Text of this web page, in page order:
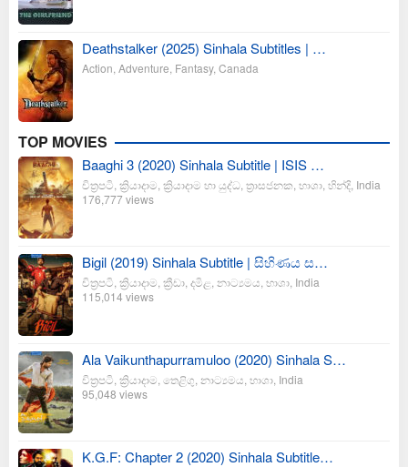
Deathstalker (2025) Sinhala Subtitles | …
Action Adventure Fantasy, Canada
TOP MOVIES
Baaghi 3 (2020) Sinhala Subtitle | ISIS …
චිත්‍රපටි ක්‍රියාදාම ක්‍රියාදාම හා යුද්ධ ත්‍රාසජනක භාශා හින්දි India
176,777 views
Bigil (2019) Sinhala Subtitle | සිහිණය ස…
චිත්‍රපටි ක්‍රියාදාම ක්‍රීඩා දමිළ නාට්‍යමය භාශා India
115,014 views
Ala Vaikunthapurramuloo (2020) Sinhala S…
චිත්‍රපටි ක්‍රියාදාම තෙළිගු නාට්‍යමය භාශා India
95,048 views
K.G.F: Chapter 2 (2020) Sinhala Subtitle…